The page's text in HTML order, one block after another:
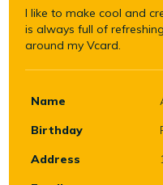
I like to make cool and
is always full of
around my Vcard.
Name
Birthday
Address